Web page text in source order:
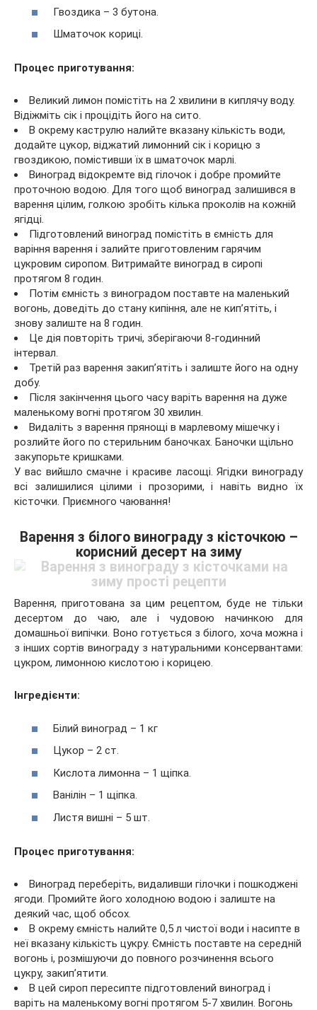
Гвоздика – 3 бутона.
Шматочок кориці.
Процес приготування:
Великий лимон помістіть на 2 хвилини в киплячу воду.
Відіжміть сік і процідіть його на сито.
В окрему каструлю налийте вказану кількість води,
додайте цукор, віджатий лимонний сік і корицю з
гвоздикою, помістивши їх в шматочок марлі.
Виноград відокремте від гілочок і добре промийте
проточною водою. Для того щоб виноград залишився в
варення цілим, голкою зробіть кілька проколів на кожній
ягідці.
Підготовлений виноград помістіть в ємність для
варіння варення і залийте приготовленим гарячим
цукровим сиропом. Витримайте виноград в сиропі
протягом 8 годин.
Потім ємність з виноградом поставте на маленький
вогонь, доведіть до стану кипіння, але не кип’ятіть, і
знову залиште на 8 годин.
Це дія повторіть тричі, зберігаючи 8-годинний
інтервал.
Третій раз варення закип’ятіть і залиште його на одну
добу.
Після закінчення цього часу варіть варення на дуже
маленькому вогні протягом 30 хвилин.
Видаліть з варення прянощі в марлевому мішечку і
розлийте його по стерильним баночках. Баночки щільно
закупорьте кришками.
У вас вийшло смачне і красиве ласощі. Ягідки винограду
всі залишилися цілими і прозорими, і навіть видно їх
кісточки. Приємного чаювання!
Варення з білого винограду з кісточкою –
корисний десерт на зиму
Варення, приготована за цим рецептом, буде не тільки
десертом до чаю, але і чудовою начинкою для
домашньої випічки. Воно готується з білого, хоча можна і
з інших сортів винограду з натуральними консервантами:
цукром, лимонною кислотою і корицею.
Інгредієнти:
Білий виноград – 1 кг
Цукор – 2 ст.
Кислота лимонна – 1 щіпка.
Ванілін – 1 щіпка.
Листя вишні – 5 шт.
Процес приготування:
Виноград переберіть, видаливши гілочки і пошкоджені
ягоди. Промийте його холодною водою і залиште на
деякий час, щоб обсох.
В окрему ємність налийте 0,5 л чистої води і насипте в
неї вказану кількість цукру. Ємність поставте на середній
вогонь і, розмішуючи до повного розчинення всього
цукру, закип’ятити.
В цей сироп пересипте підготовлений виноград і
варіть на маленькому вогні протягом 5-7 хвилин. Вогонь